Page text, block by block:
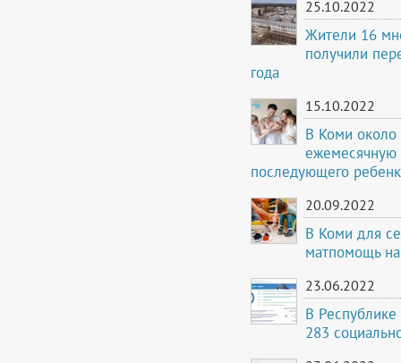
25.10.2022
Жители 16
получили
года
15.10.2022
В Коми около
ежемесячную
последующего
20.09.2022
В Коми для
матпомощь
23.06.2022
В
283